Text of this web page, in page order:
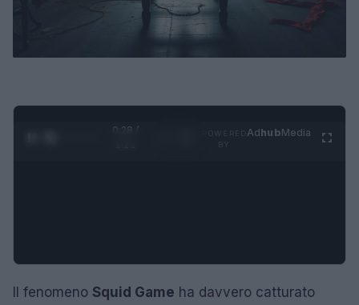
0:29 /
AdhubMedia
Il fenomeno Squid Game ha davvero catturato